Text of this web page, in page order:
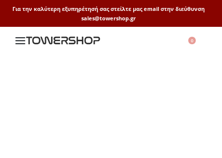
Για την καλύτερη εξυπηρέτησή σας στείλτε μας email στην διεύθυνση
sales@towershop.gr
0